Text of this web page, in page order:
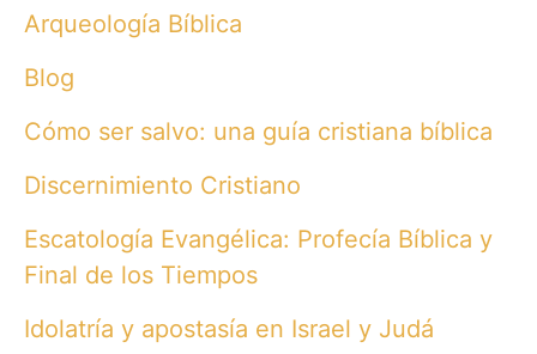
Arqueología Bíblica
Blog
Cómo ser salvo: una guía cristiana bíblica
Discernimiento Cristiano
Escatología Evangélica: Profecía Bíblica y
Final de los Tiempos
Idolatría y apostasía en Israel y Judá